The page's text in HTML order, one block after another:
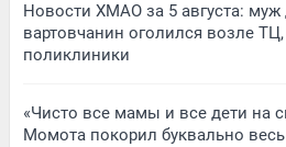
Новости ХМАО за 5 августа: муж
вартовчанин оголился возле
поликлиники
«Чисто все мамы и все дети на
Момота покорил буквально